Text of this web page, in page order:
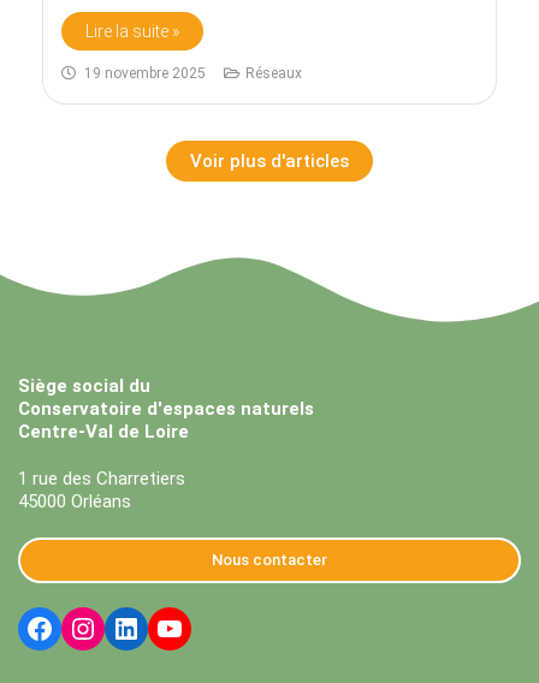
Lire la suite »
19 novembre 2025 Réseaux
Voir plus d'articles
Siège social du
Conservatoire d'espaces naturels
Centre-Val de Loire
1 rue des Charretiers
45000 Orléans
Nous contacter